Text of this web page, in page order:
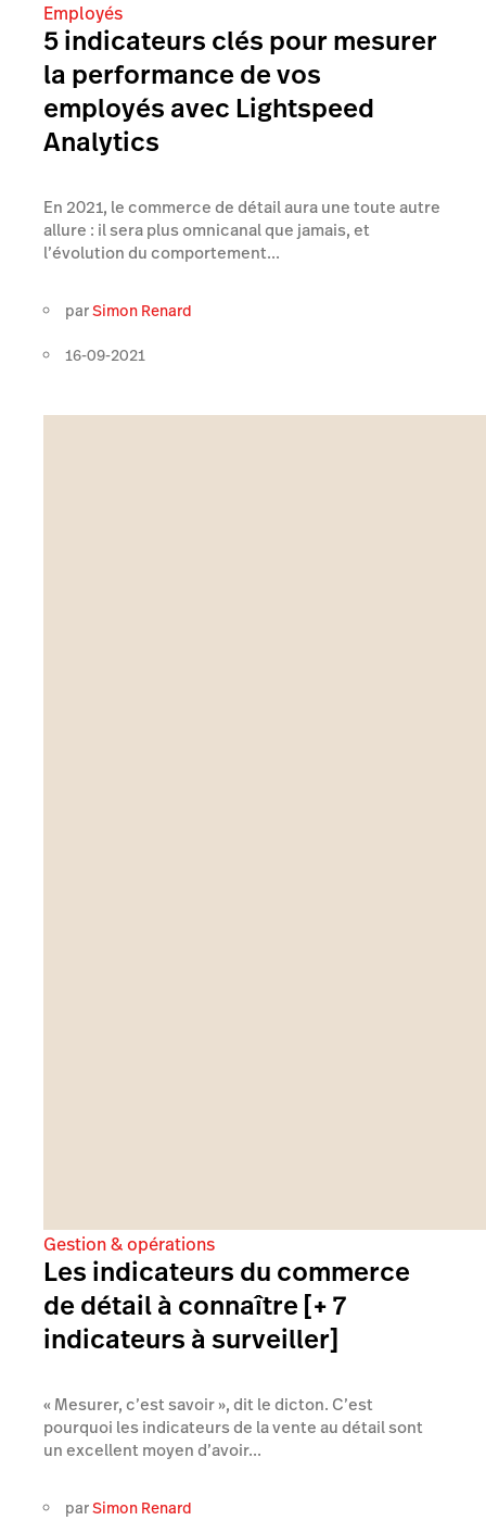
Employés
5 indicateurs clés pour mesurer
la performance de vos
employés avec Lightspeed
Analytics
En 2021, le commerce de détail aura une toute autre
allure : il sera plus omnicanal que jamais, et
l’évolution du comportement...
parSimon Renard
16-09-2021
Gestion & opérations
Les indicateurs du commerce
de détail à connaître [+ 7
indicateurs à surveiller]
« Mesurer, c’est savoir », dit le dicton. C’est
pourquoi les indicateurs de la vente au détail sont
un excellent moyen d’avoir...
parSimon Renard